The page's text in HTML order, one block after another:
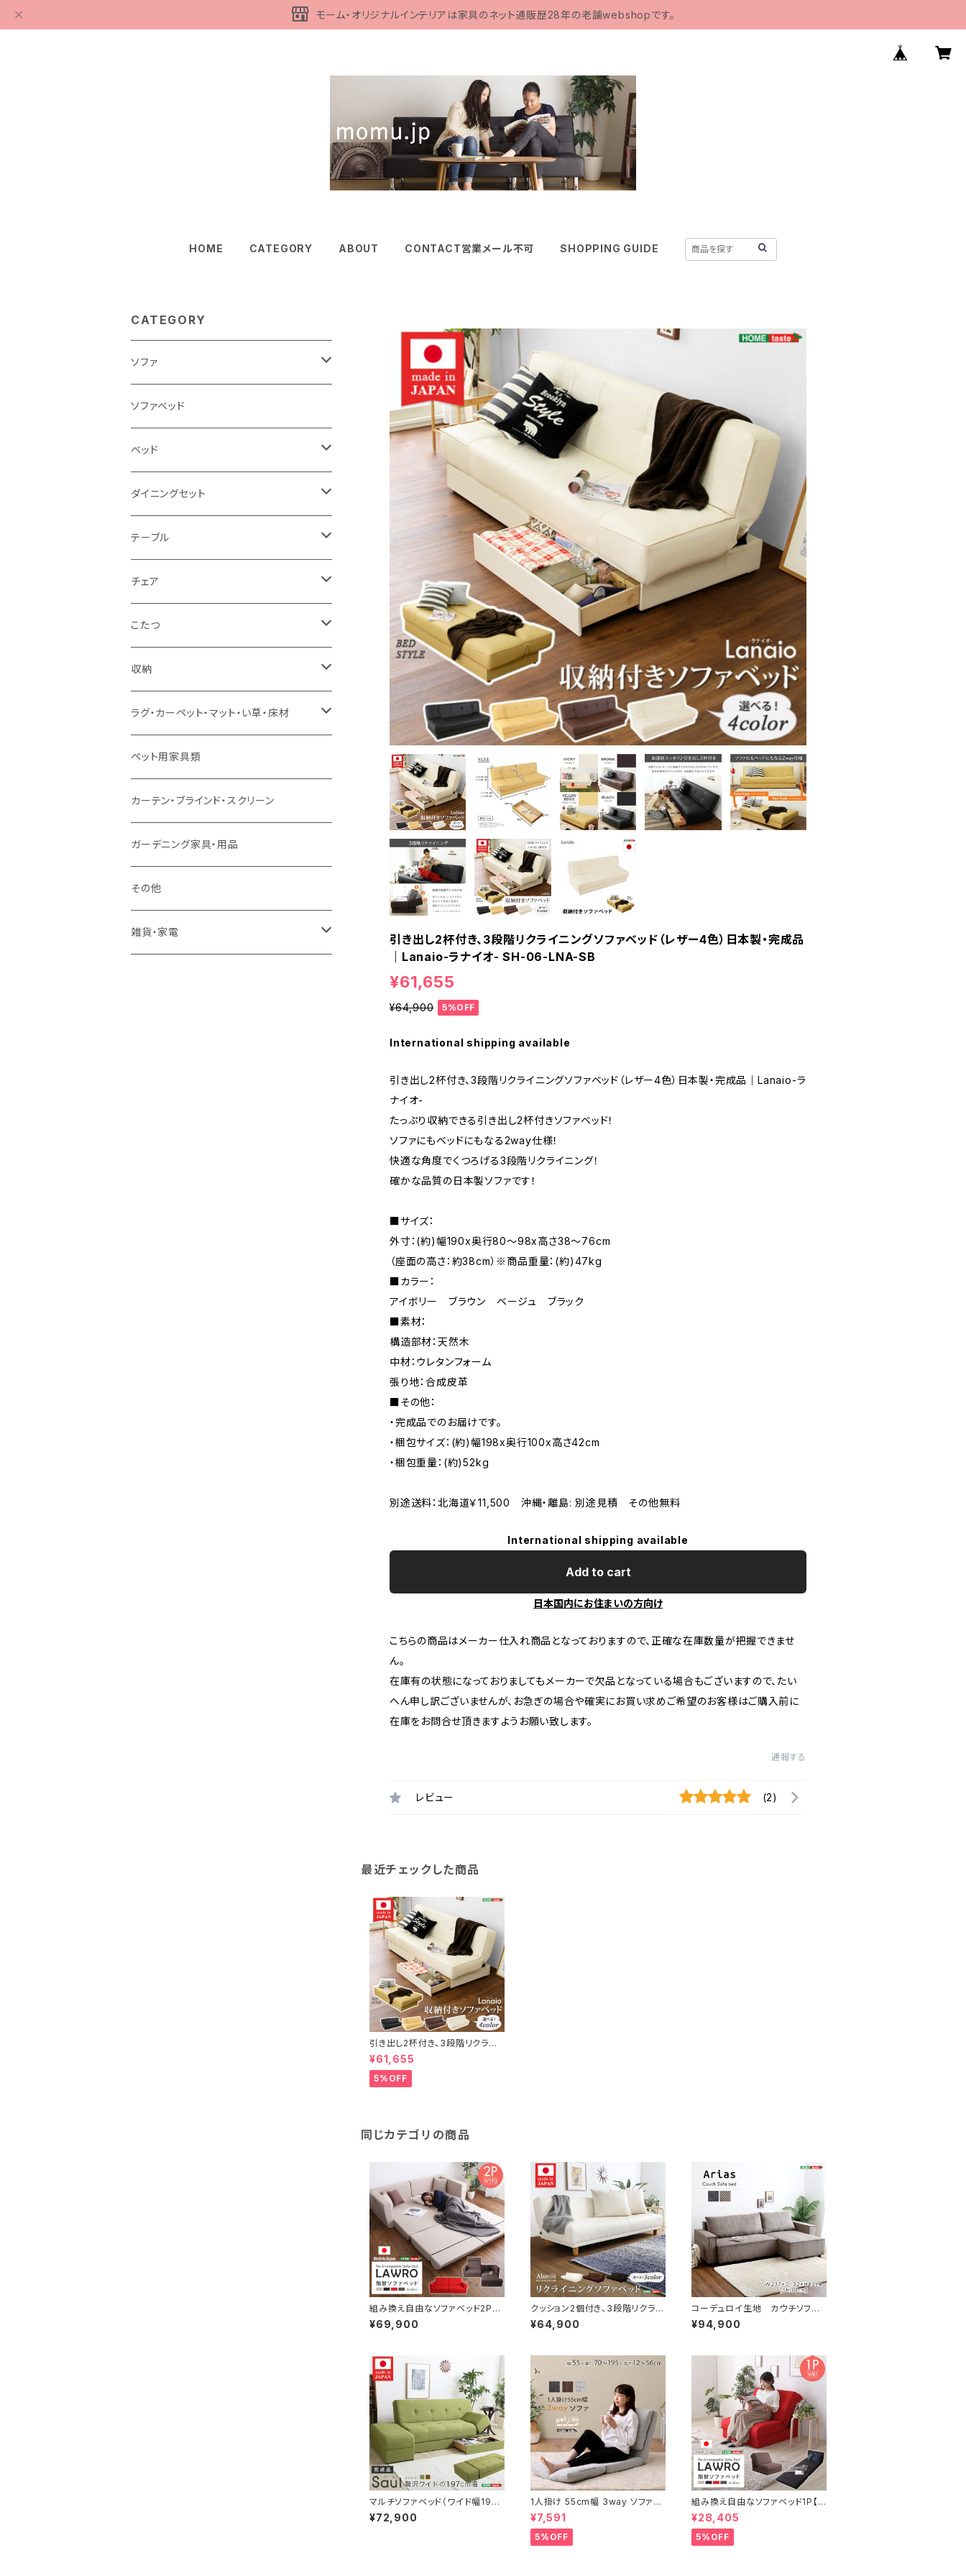
モーム・オリジナルインテリアは家具のネット通販歴28年の老舗webshopです。
HOME CATEGORY ABOUT CONTACT営業メール不可 SHOPPING GUIDE
引き出し2杯付き、3段階リクライニングソファベッド（レザー4色）日本製・完成品
｜Lanaio-ラナイオ- SH-06-LNA-SB
¥61,655
¥64,900 5%OFF
International shipping available
引き出し2杯付き、3段階リクライニングソファベッド（レザー4色）日本製・完成品｜Lanaio-ラ
ナイオ-
たっぷり収納できる引き出し2杯付きソファベッド！
ソファにもベッドにもなる2way仕様！
快適な角度でくつろげる3段階リクライニング！
確かな品質の日本製ソファです！
■サイズ：
外寸：(約)幅190x奥行80〜98x高さ38〜76cm
（座面の高さ：約38cm）※商品重量：(約)47kg
■カラー：
アイボリー ブラウン ベージュ ブラック
■素材：
構造部材：天然木
中材：ウレタンフォーム
張り地：合成皮革
■その他：
・完成品でのお届けです。
・梱包サイズ：(約)幅198x奥行100x高さ42cm
・梱包重量：(約)52kg
別途送料：北海道￥11,500 沖縄・離島: 別途見積 その他無料
International shipping available
Add to cart
日本国内にお住まいの方向け
こちらの商品はメーカー仕入れ商品となっておりますので、正確な在庫数量が把握できませ
ん。
在庫有の状態になっておりましてもメーカーで欠品となっている場合もございますので、たい
へん申し訳ございませんが、お急ぎの場合や確実にお買い求めご希望のお客様はご購入前に
在庫をお問合せ頂きますようお願い致します。
通報する
レビュー (2)
最近チェックした商品
引き出し2杯付き、3段階リクライ
ニングソファベッド（レザー4色）日
本製・完成品｜Lanaio-ラナイオ-
SH-06-LNA-SB
¥61,655
5%OFF
同じカテゴリの商品
組み換え自由なソファベッド2P【L
awro-ラウロ-】ポケットコイル 2
人掛 ソファベッド 日本製 ローベ
¥69,900
クッション2個付き、3段階リクライ
ニングソファベッド（レザー3色）ロ
ーソファにも 日本製・完成品｜Al
¥64,900
コーデュロイ生地 カウチソファ
ベッド 3人掛け SH-06-CSB
¥94,900
マルチソファベッド（ワイド幅197c
m）スツール付き、日本製・完成品
でお届け｜Saul-ソール- SH-0
¥72,900
1人掛け 55cm幅 3way ソファ【P
aljon-パルヨン-】 F3W-55
¥7,591
5%OFF
組み換え自由なソファベッド1P【L
awro-ラウロ-】ポケットコイル 1
人掛 ソファベッド 日本製 ローベ
ッド カウチ SH-07-LAW1P
¥28,405
5%OFF
CATEGORY
ソファ
3人掛け
2.5人掛け
2人掛け
1人掛け
カウチソファ
コーナーソファ
ソファセット
スツール・オットマン
ソファ付属品
クッション・座椅子
ソファベッド
ベッド
シングルサイズ以下（フレームのみ）
セミダブルサイズ（フレームのみ）
ダブルサイズ（フレームのみ）
ワイドダブルサイズ以上（フレームのみ）
シングルサイズ以下（マットレス付）
セミダブルサイズ（マットレス付）
ダブルサイズ（マットレス付）
ダブルサイズ以上（マットレス付）
ロフトベッド
二段ベッド
マットレス
ダイニングセット
ダイニング3点セット以下
ダイニング4点セット
ダイニング5点・6点セット
ダイニング7点セット以上
テーブル
センターテーブル
ダイニングテーブル
カウンターテーブル
リフティングテーブル
サイドテーブル・コーヒーテーブル
デスク
チェア
ダイニングチェア
カウンターチェア
キッズチェア
オフィスチェア・ゲーミングチェア
ダイニングベンチ・スツール
こたつ
こたつテーブル
こたつ布団
コタツ・布団セット
収納
本棚・シェルフ
食器棚・収納庫
レンジ台・カウンター
ラック
TVボード
キャビネット・飾り棚
ラグ・カーペット・マット・い草・床材
マット・フロアタイル
ラグ
カーペット
ペット用家具類
カーテン・ブラインド・スクリーン
ガーデニング家具・用品
その他
雑貨・家電